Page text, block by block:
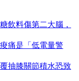
飲料傷第二大腦，
痛是「低電量警
抽膝關節積水恐致